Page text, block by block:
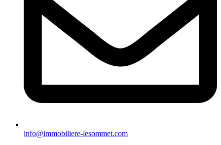
info@immobiliere-lesommet.com